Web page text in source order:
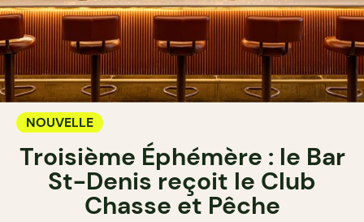
NOUVELLE
Troisième Éphémère : le Bar
St-Denis reçoit le Club
Chasse et Pêche